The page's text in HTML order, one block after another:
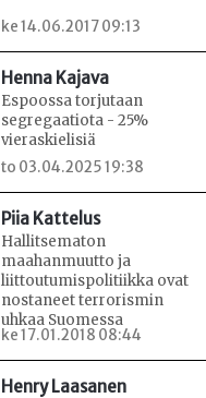
ke 14.06.2017 09:13
Henna Kajava
Espoossa torjutaan
segregaatiota - 25%
vieraskielisiä
to 03.04.2025 19:38
Piia Kattelus
Hallitsematon
maahanmuutto ja
liittoutumispolitiikka ovat
nostaneet terrorismin
uhkaa Suomessa
ke 17.01.2018 08:44
Henry Laasanen